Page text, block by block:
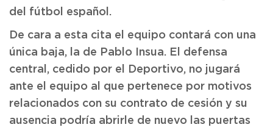
del fútbol español.
De cara a esta cita el equipo contará con una
única baja, la de Pablo Insua. El defensa
central, cedido por el Deportivo, no jugará
ante el equipo al que pertenece por motivos
relacionados con su contrato de cesión y su
ausencia podría abrirle de nuevo las puertas